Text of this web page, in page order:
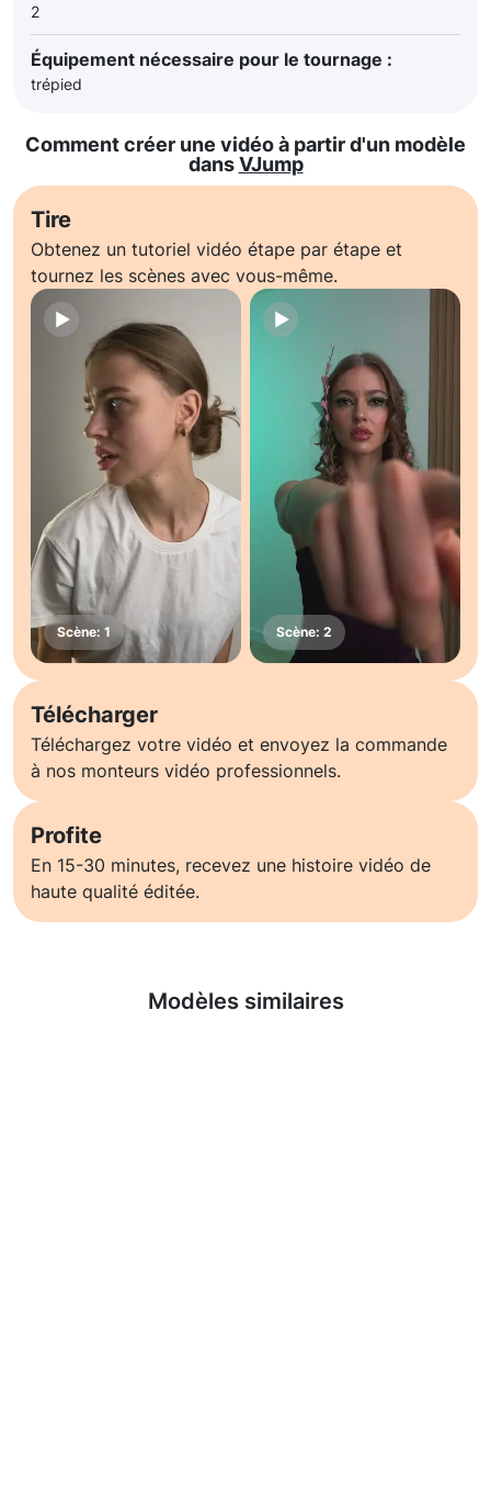
2
Équipement nécessaire pour le tournage :
trépied
Comment créer une vidéo à partir d'un modèle
dansVJump
Tire
Obtenez un tutoriel vidéo étape par étape et
tournez les scènes avec vous-même.
Télécharger
Téléchargez votre vidéo et envoyez la commande
à nos monteurs vidéo professionnels.
Profite
En 15-30 minutes, recevez une histoire vidéo de
haute qualité éditée.
Modèles similaires
En savoir plus